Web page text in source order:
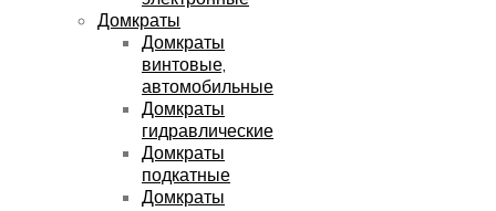
Домкраты
Домкраты
винтовые,
автомобильные
Домкраты
гидравлические
Домкраты
подкатные
Домкраты